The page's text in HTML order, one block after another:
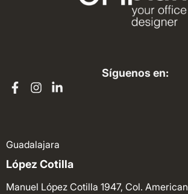
Síguenos en:
Guadalajara
López Cotilla
Manuel López Cotilla 1947, Col.